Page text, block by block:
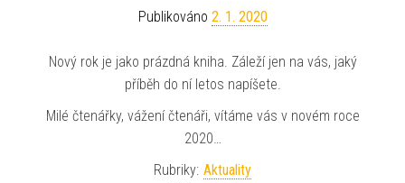
Publikováno 2. 1. 2020
Nový rok je jako prázdná kniha. Záleží jen na vás, jaký
příběh do ní letos napíšete.
Milé čtenářky, vážení čtenáři, vítáme vás v novém roce
2020…
Rubriky: Aktuality